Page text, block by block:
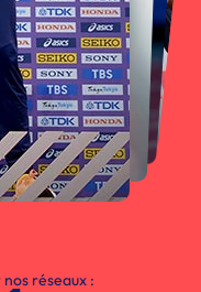
réseaux :